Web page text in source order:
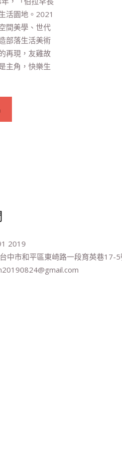
活園地。2021
間美學、世代
部落生活美術
再現，友雞故
主角，快樂生
2019
中市和平區東崎路一段育英巷17-